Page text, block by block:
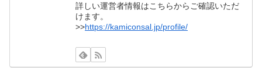
詳しい運営者情報はこちらからご確認いただ
けます。
>>https://kamiconsal.jp/profile/